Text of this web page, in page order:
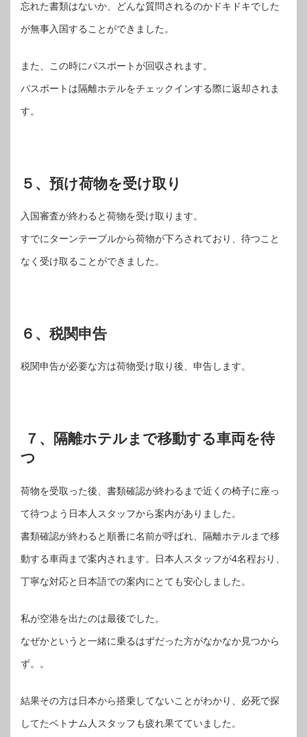
忘れた書類はないか、どんな質問されるのかドキドキでした
が無事入国することができました。
また、この時にパスポートが回収されます。
パスポートは隔離ホテルをチェックインする際に返却されま
す。
５、預け荷物を受け取り
入国審査が終わると荷物を受け取ります。
すでにターンテーブルから荷物が下ろされており、待つこと
なく受け取ることができました。
６、税関申告
税関申告が必要な方は荷物受け取り後、申告します。
７、隔離ホテルまで移動する車両を待
つ
荷物を受取った後、書類確認が終わるまで近くの椅子に座っ
て待つよう日本人スタッフから案内がありました。
書類確認が終わると順番に名前が呼ばれ、隔離ホテルまで移
動する車両まで案内されます。日本人スタッフが4名程おり、
丁寧な対応と日本語での案内にとても安心しました。
私が空港を出たのは最後でした。
なぜかというと一緒に乗るはずだった方がなかなか見つから
ず。。
結果その方は日本から搭乗してないことがわかり、必死で探
してたベトナム人スタッフも疲れ果てていました。